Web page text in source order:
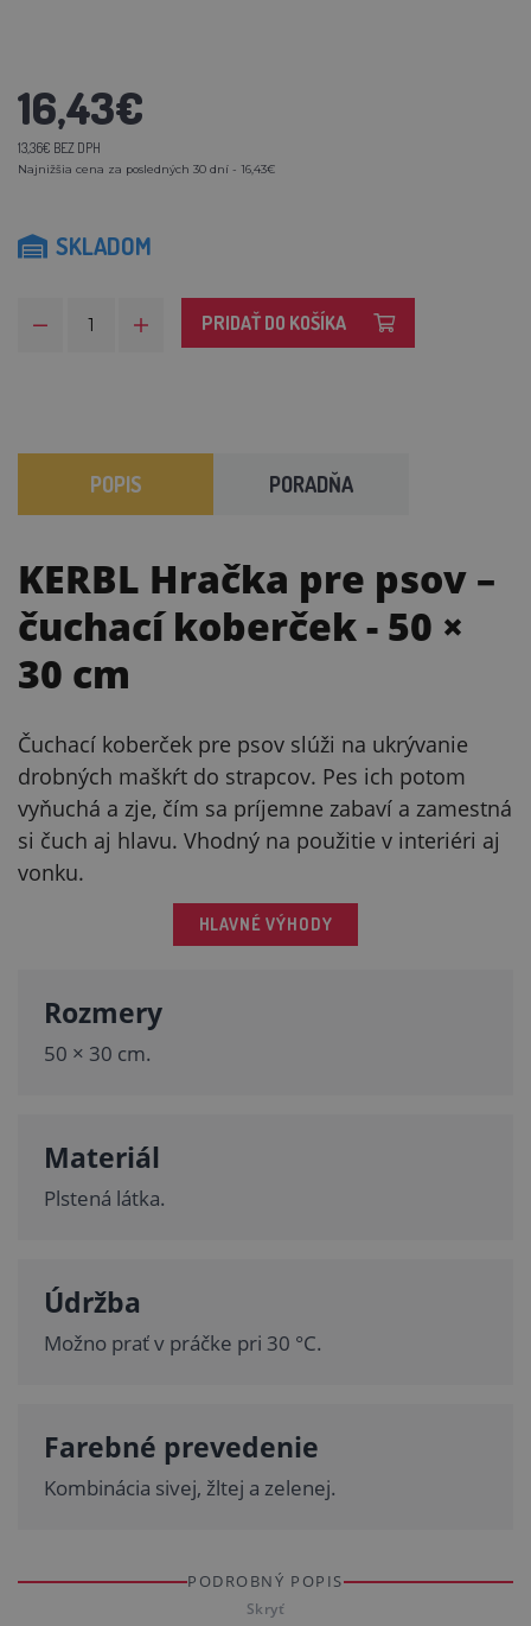
16,43€
13,36€ BEZ DPH
Najnižšia cena za posledných 30 dní - 16,43€
SKLADOM
PRIDAŤ DO KOŠÍKA
POPIS PORADŇA
KERBL Hračka pre psov –
čuchací koberček- 50 ×
30 cm
Čuchací koberček pre psov slúži na ukrývanie
drobných maškŕt do strapcov. Pes ich potom
vyňuchá a zje, čím sa príjemne zabaví a zamestná
si čuch aj hlavu. Vhodný na použitie v interiéri aj
vonku.
HLAVNÉ VÝHODY
Rozmery
50 × 30 cm.
Materiál
Plstená látka.
Údržba
Možno prať v práčke pri 30 °C.
Farebné prevedenie
Kombinácia sivej, žltej a zelenej.
PODROBNÝ POPIS
Skryť